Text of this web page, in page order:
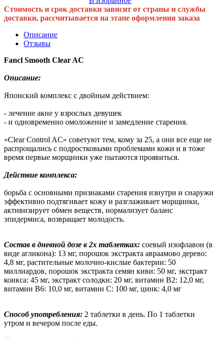
Стоимость и срок доставки зависит от страны и службы
доставки, рассчитывается на этапе оформления заказа
Описание
Отзывы
Fancl Smooth Clear AC
Описание:
Японский комплекс с двойным действием:
- лечение акне у взрослых девушек
- и одновременно омоложение и замедление старения.
«Clear Control AC» советуют тем, кому за 25, а они все еще не
распрощались с подростковыми проблемами кожи и в тоже
время первые морщинки уже пытаются проявиться.
Действие комплекса:
борьба с основными признаками старения изнутри и снаружи
эффективно подтягивает кожу и разглаживает морщинки,
активизирует обмен веществ, нормализует баланс
эпидермиса, возвращает молодость.
Состав в дневной дозе в 2х таблетках: соевый изофлавон (в
виде агликона): 13 мг, порошок экстракта авраамово дерево:
4,8 мг, растительные молочно-кислые бактерии: 50
миллиардов, порошок экстракта семян киви: 50 мг, экстракт
коикса: 45 мг, экстракт солодки: 20 мг, витамин В2: 12,0 мг,
витамин В6: 10,0 мг, витамин С: 100 мг, цинк: 4,0 мг
Способ употребления: 2 таблетки в день. По 1 таблетки
утром и вечером после еды.